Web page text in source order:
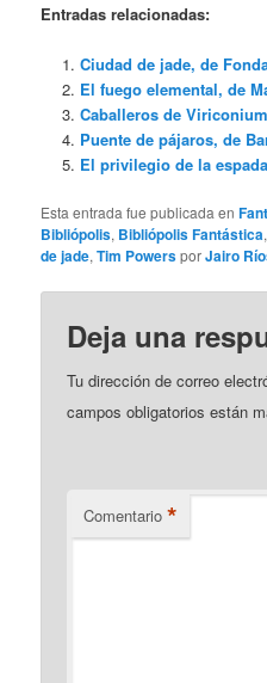
Entradas relacionadas:
Ciudad de jade, de
El fuego elemental, de
Caballeros de
Puente de pájaros, de
El privilegio de la
Esta entrada fue publicada en
Bibliópolis, Bibliópolis Fantástica,
de jade,Tim PowersporJairo
Deja una
Tu dirección de correo
campos obligatorios están
Comentario *